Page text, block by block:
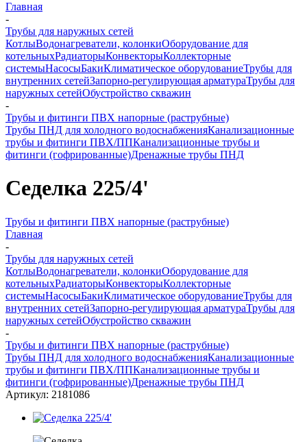
Главная
-
Трубы для наружных сетей
КотлыВодонагреватели, колонкиОборудование для
котельныхРадиаторыКонвекторыКоллекторные
системыНасосыБакиКлиматическое оборудованиеТрубы для
внутренних сетейЗапорно-регулирующая арматураТрубы для
наружных сетейОбустройство скважин
-
Трубы и фитинги ПВХ напорные (раструбные)
Трубы ПНД для холодного водоснабженияКанализационные
трубы и фитинги ПВХ/ППКанализационные трубы и
фитинги (гофрированные)Дренажные трубы ПНД
Седелка 225/4'
Трубы и фитинги ПВХ напорные (раструбные)
Главная
-
Трубы для наружных сетей
КотлыВодонагреватели, колонкиОборудование для
котельныхРадиаторыКонвекторыКоллекторные
системыНасосыБакиКлиматическое оборудованиеТрубы для
внутренних сетейЗапорно-регулирующая арматураТрубы для
наружных сетейОбустройство скважин
-
Трубы и фитинги ПВХ напорные (раструбные)
Трубы ПНД для холодного водоснабженияКанализационные
трубы и фитинги ПВХ/ППКанализационные трубы и
фитинги (гофрированные)Дренажные трубы ПНД
Артикул: 2181086